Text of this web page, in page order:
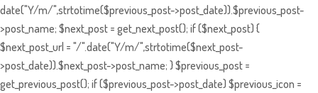
date("Y/m/",strtotime($previous_post->post_date)).$previous_post-
>post_name; $next_post = get_next_post(); if ($next_post) {
$next_post_url = "/".date("Y/m/",strtotime($next_post-
>post_date)).$next_post->post_name; } $previous_post =
get_previous_post(); if ($previous_post->post_date) $previous_icon =